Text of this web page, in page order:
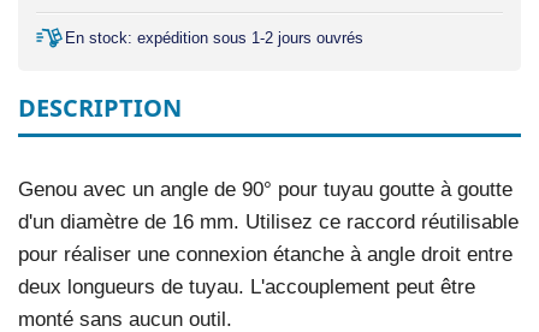
En stock: expédition sous 1-2 jours ouvrés
DESCRIPTION
Genou avec un angle de 90° pour tuyau goutte à goutte
d'un diamètre de 16 mm. Utilisez ce raccord réutilisable
pour réaliser une connexion étanche à angle droit entre
deux longueurs de tuyau. L'accouplement peut être
monté sans aucun outil.